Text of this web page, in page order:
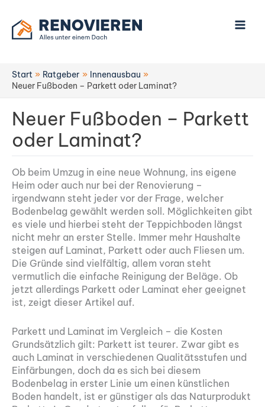
Inhalt
springen
Start Ratgeber
Innenausbau
Neuer Fußboden – Parkett oder Laminat?
Neuer Fußboden – Parkett
oder Laminat?
Ob beim Umzug in eine neue Wohnung, ins eigene
Heim oder auch nur bei der Renovierung –
irgendwann steht jeder vor der Frage, welcher
Bodenbelag gewählt werden soll. Möglichkeiten gibt
es viele und hierbei steht der Teppichboden längst
nicht mehr an erster Stelle. Immer mehr Haushalte
steigen auf Laminat, Parkett oder auch Fliesen um.
Die Gründe sind vielfältig, allem voran steht
vermutlich die einfache Reinigung der Beläge. Ob
jetzt allerdings Parkett oder Laminat eher geeignet
ist, zeigt dieser Artikel auf.
Parkett und Laminat im Vergleich – die Kosten
Grundsätzlich gilt: Parkett ist teurer. Zwar gibt es
auch Laminat in verschiedenen Qualitätsstufen und
Einfärbungen, doch da es sich bei diesem
Bodenbelag in erster Linie um einen künstlichen
Boden handelt, ist er günstiger als das Naturprodukt